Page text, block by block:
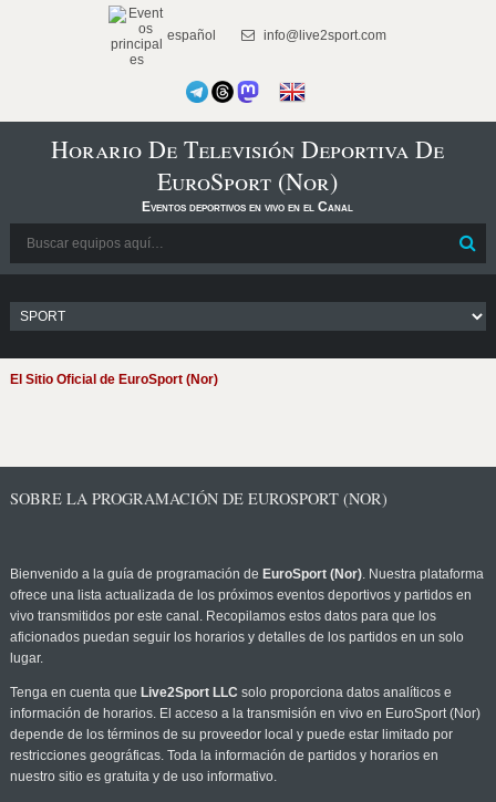
español info@live2sport.com
Horario De Televisión Deportiva De
EuroSport (Nor)
Eventos deportivos en vivo en el Canal
El Sitio Oficial de EuroSport (Nor)
SOBRE LA PROGRAMACIÓN DE EUROSPORT (NOR)
Bienvenido a la guía de programación de EuroSport (Nor). Nuestra plataforma
ofrece una lista actualizada de los próximos eventos deportivos y partidos en
vivo transmitidos por este canal. Recopilamos estos datos para que los
aficionados puedan seguir los horarios y detalles de los partidos en un solo
lugar.
Tenga en cuenta que Live2Sport LLC solo proporciona datos analíticos e
información de horarios. El acceso a la transmisión en vivo en EuroSport (Nor)
depende de los términos de su proveedor local y puede estar limitado por
restricciones geográficas. Toda la información de partidos y horarios en
nuestro sitio es gratuita y de uso informativo.